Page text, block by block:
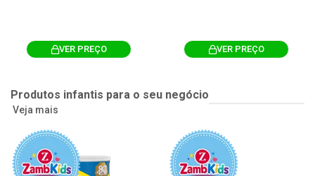
VER PREÇO VER PREÇO
Produtos infantis para o seu negócio
Veja mais